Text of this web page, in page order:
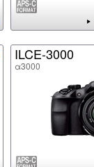
ILCE-3000
α3000